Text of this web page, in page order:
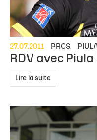
27.07.2011 PROS
RDV avec
Lire la suite